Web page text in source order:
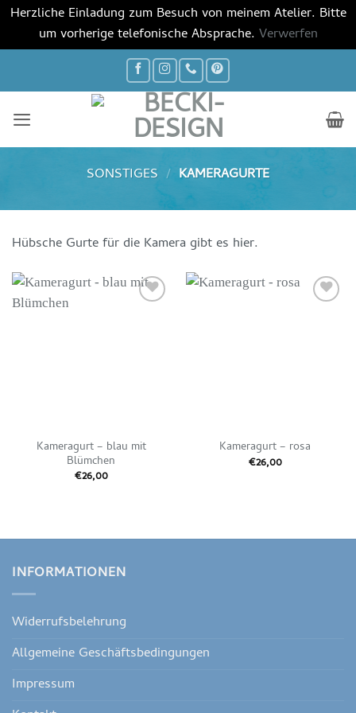
Herzliche Einladung zum Besuch von meinem Atelier. Bitte
um vorherige telefonische Absprache. Verwerfen
SONSTIGES /KAMERAGURTE
Hübsche Gurte für die Kamera gibt es hier.
Kameragurt – blau mit
Blümchen
€26,00
Kameragurt – rosa
€26,00
INFORMATIONEN
Widerrufsbelehrung
Allgemeine Geschäftsbedingungen
Impressum